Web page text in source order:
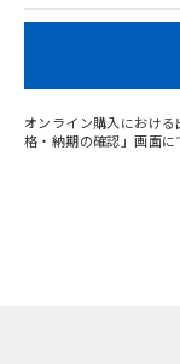
オンライン購入におけ
格・納期の確認」画面に